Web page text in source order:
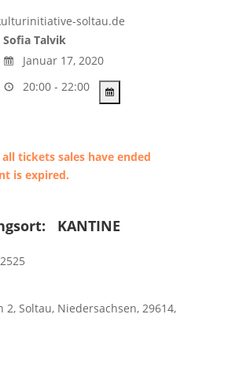
soltau.de
Sofia Talvik
Januar 17, 2020
20:00 - 22:00
tickets sales have ended
is expired.
KANTINE
2, Soltau, Niedersachsen, 29614,